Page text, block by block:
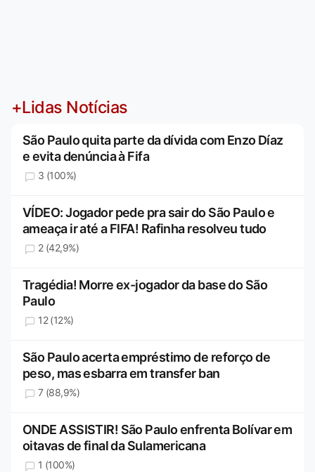
+Lidas Notícias
São Paulo quita parte da dívida com Enzo Díaz
e evita denúncia à Fifa
3 (100%)
VÍDEO: Jogador pede pra sair do São Paulo e
ameaça ir até a FIFA! Rafinha resolveu tudo
2 (42,9%)
Tragédia! Morre ex-jogador da base do São
Paulo
12 (12%)
São Paulo acerta empréstimo de reforço de
peso, mas esbarra em transfer ban
7 (88,9%)
ONDE ASSISTIR! São Paulo enfrenta Bolívar em
oitavas de final da Sulamericana
1 (100%)